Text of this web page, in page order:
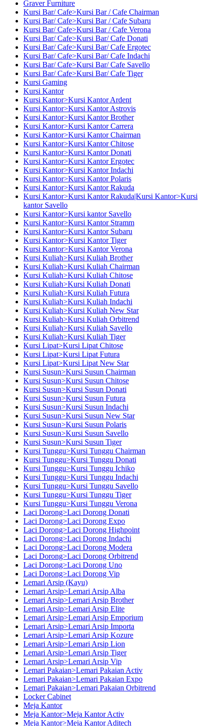
Graver Furniture
Kursi Bar/ Cafe>Kursi Bar / Cafe Chairman
Kursi Bar/ Cafe>Kursi Bar / Cafe Subaru
Kursi Bar/ Cafe>Kursi Bar / Cafe Verona
Kursi Bar/ Cafe>Kursi Bar/ Cafe Donati
Kursi Bar/ Cafe>Kursi Bar/ Cafe Ergotec
Kursi Bar/ Cafe>Kursi Bar/ Cafe Indachi
Kursi Bar/ Cafe>Kursi Bar/ Cafe Savello
Kursi Bar/ Cafe>Kursi Bar/ Cafe Tiger
Kursi Gaming
Kursi Kantor
Kursi Kantor>Kursi Kantor Ardent
Kursi Kantor>Kursi Kantor Astrovis
Kursi Kantor>Kursi Kantor Brother
Kursi Kantor>Kursi Kantor Carrera
Kursi Kantor>Kursi Kantor Chairman
Kursi Kantor>Kursi Kantor Chitose
Kursi Kantor>Kursi Kantor Donati
Kursi Kantor>Kursi Kantor Ergotec
Kursi Kantor>Kursi Kantor Indachi
Kursi Kantor>Kursi Kantor Polaris
Kursi Kantor>Kursi Kantor Rakuda
Kursi Kantor>Kursi Kantor Rakuda|Kursi Kantor>Kursi
kantor Savello
Kursi Kantor>Kursi kantor Savello
Kursi Kantor>Kursi Kantor Stramm
Kursi Kantor>Kursi Kantor Subaru
Kursi Kantor>Kursi Kantor Tiger
Kursi Kantor>Kursi Kantor Verona
Kursi Kuliah>Kursi Kuliah Brother
Kursi Kuliah>Kursi Kuliah Chairman
Kursi Kuliah>Kursi Kuliah Chitose
Kursi Kuliah>Kursi Kuliah Donati
Kursi Kuliah>Kursi Kuliah Futura
Kursi Kuliah>Kursi Kuliah Indachi
Kursi Kuliah>Kursi Kuliah New Star
Kursi Kuliah>Kursi Kuliah Orbitrend
Kursi Kuliah>Kursi Kuliah Savello
Kursi Kuliah>Kursi Kuliah Tiger
Kursi Lipat>Kursi Lipat Chitose
Kursi Lipat>Kursi Lipat Futura
Kursi Lipat>Kursi Lipat New Star
Kursi Susun>Kursi Susun Chairman
Kursi Susun>Kursi Susun Chitose
Kursi Susun>Kursi Susun Donati
Kursi Susun>Kursi Susun Futura
Kursi Susun>Kursi Susun Indachi
Kursi Susun>Kursi Susun New Star
Kursi Susun>Kursi Susun Polaris
Kursi Susun>Kursi Susun Savello
Kursi Susun>Kursi Susun Tiger
Kursi Tunggu>Kursi Tunggu Chairman
Kursi Tunggu>Kursi Tunggu Donati
Kursi Tunggu>Kursi Tunggu Ichiko
Kursi Tunggu>Kursi Tunggu Indachi
Kursi Tunggu>Kursi Tunggu Savello
Kursi Tunggu>Kursi Tunggu Tiger
Kursi Tunggu>Kursi Tunggu Verona
Laci Dorong>Laci Dorong Donati
Laci Dorong>Laci Dorong Expo
Laci Dorong>Laci Dorong Highpoint
Laci Dorong>Laci Dorong Indachi
Laci Dorong>Laci Dorong Modera
Laci Dorong>Laci Dorong Orbitrend
Laci Dorong>Laci Dorong Uno
Laci Dorong>Laci Dorong Vip
Lemari Arsip (Kayu)
Lemari Arsip>Lemari Arsip Alba
Lemari Arsip>Lemari Arsip Brother
Lemari Arsip>Lemari Arsip Elite
Lemari Arsip>Lemari Arsip Emporium
Lemari Arsip>Lemari Arsip Importa
Lemari Arsip>Lemari Arsip Kozure
Lemari Arsip>Lemari Arsip Lion
Lemari Arsip>Lemari Arsip Tiger
Lemari Arsip>Lemari Arsip Vip
Lemari Pakaian>Lemari Pakaian Activ
Lemari Pakaian>Lemari Pakaian Expo
Lemari Pakaian>Lemari Pakaian Orbitrend
Locker Cabinet
Meja Kantor
Meja Kantor>Meja Kantor Activ
Meja Kantor>Meja Kantor Aditech